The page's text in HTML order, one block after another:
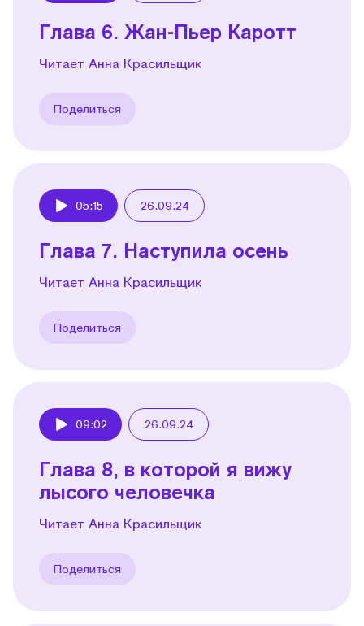
Глава 6. Жан-Пьер Каротт
Читает Анна Красильщик
Поделиться
05:15 26.09.24
Глава 7. Наступила осень
Читает Анна Красильщик
Поделиться
09:02 26.09.24
Глава 8, в которой я вижу
лысого человечка
Читает Анна Красильщик
Поделиться